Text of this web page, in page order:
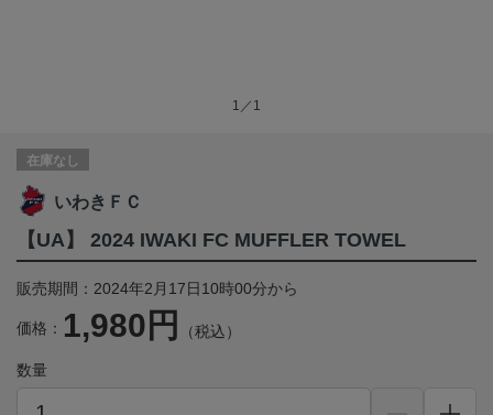
1／1
在庫なし
いわきＦＣ
【UA】 2024 IWAKI FC MUFFLER TOWEL
販売期間：2024年2月17日10時00分から
価格： 1,980円 （税込）
数量